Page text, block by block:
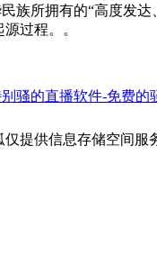
所拥有的“高度发达
过程。。
骚的直播软件-免费的
提供信息存储空间服